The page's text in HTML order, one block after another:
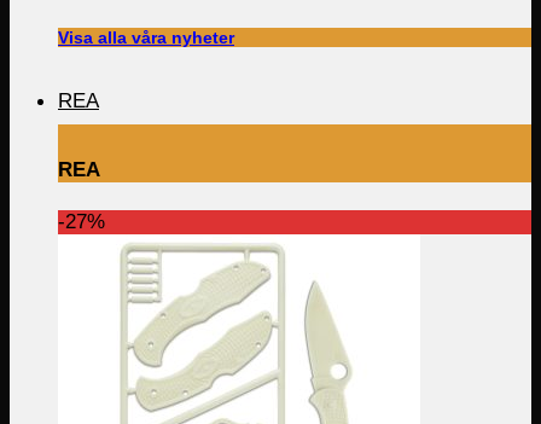
Visa alla våra nyheter
REA
REA
-27%